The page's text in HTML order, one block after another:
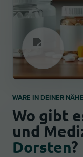
WARE IN DEINER NÄHE
Wo gibt
und
Dorsten?